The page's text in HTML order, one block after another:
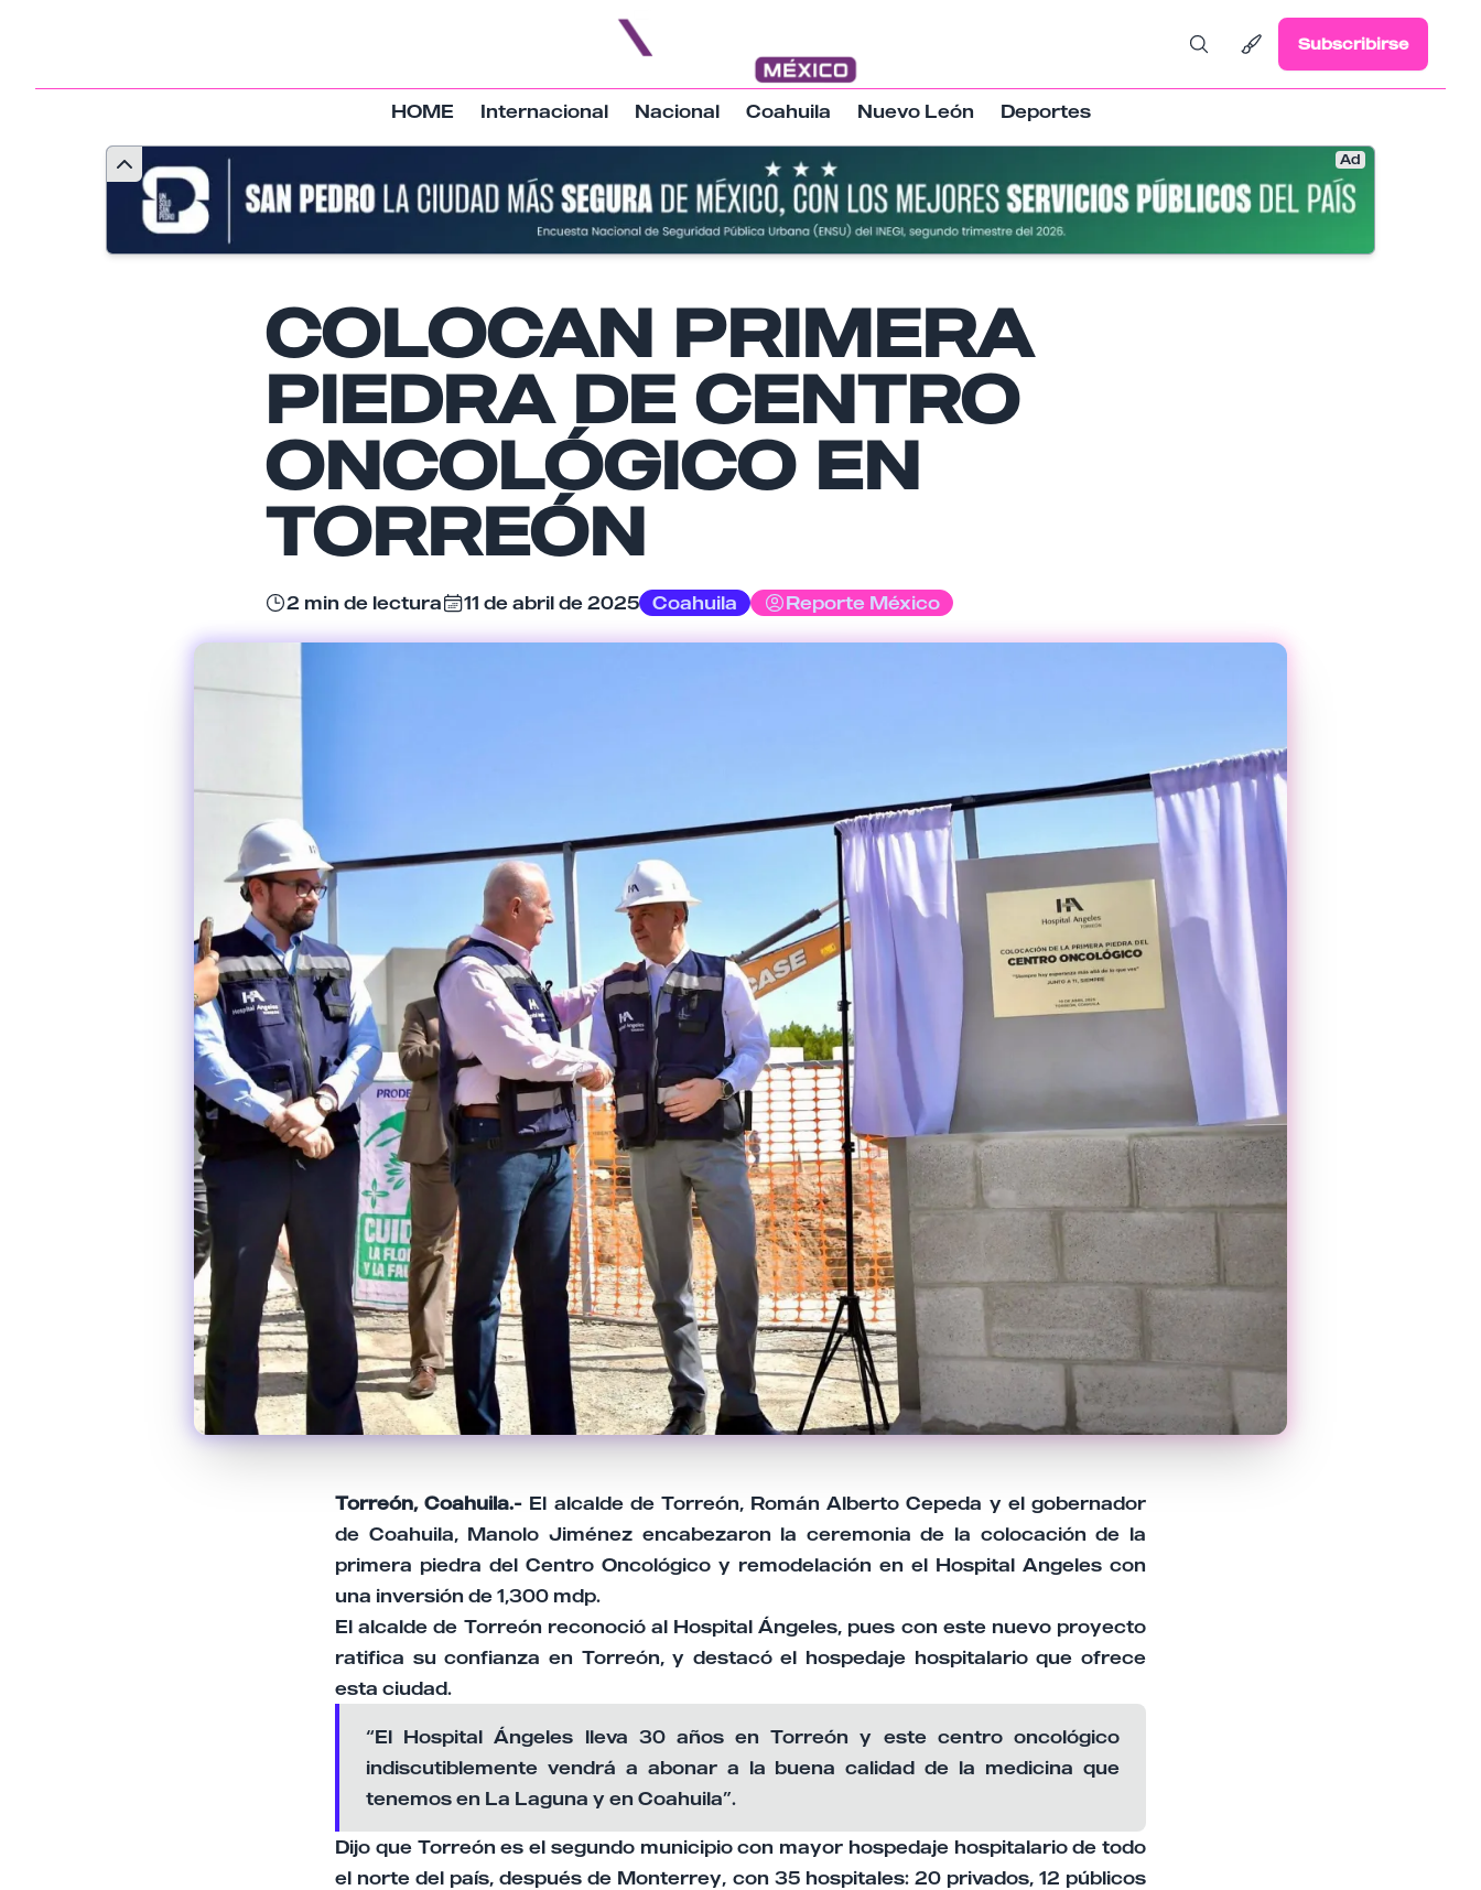
Subscribirse
HOME Internacional Nacional Coahuila Nuevo León Deportes
Ad
COLOCAN PRIMERA
PIEDRA DE CENTRO
ONCOLÓGICO EN
TORREÓN
2 min de lectura 11 de abril de 2025 Coahuila Reporte México
Torreón, Coahuila.- El alcalde de Torreón, Román Alberto Cepeda y el gobernador
de Coahuila, Manolo Jiménez encabezaron la ceremonia de la colocación de la
primera piedra del Centro Oncológico y remodelación en el Hospital Angeles con
una inversión de 1,300 mdp.
El alcalde de Torreón reconoció al Hospital Ángeles, pues con este nuevo proyecto
ratifica su confianza en Torreón, y destacó el hospedaje hospitalario que ofrece
esta ciudad.
“El Hospital Ángeles lleva 30 años en Torreón y este centro oncológico
indiscutiblemente vendrá a abonar a la buena calidad de la medicina que
tenemos en La Laguna y en Coahuila”.
Dijo que Torreón es el segundo municipio con mayor hospedaje hospitalario de todo
el norte del país, después de Monterrey, con 35 hospitales: 20 privados, 12 públicos
Nombre
Email
Tu comentario